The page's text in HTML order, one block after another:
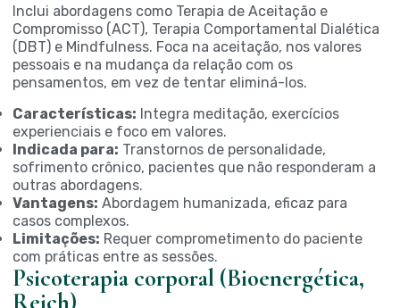
Inclui abordagens como Terapia de Aceitação e
Compromisso (ACT), Terapia Comportamental Dialética
(DBT) e Mindfulness. Foca na aceitação, nos valores
pessoais e na mudança da relação com os
pensamentos, em vez de tentar eliminá-los.
Características: Integra meditação, exercícios
experienciais e foco em valores.
Indicada para: Transtornos de personalidade,
sofrimento crônico, pacientes que não responderam a
outras abordagens.
Vantagens: Abordagem humanizada, eficaz para
casos complexos.
Limitações: Requer comprometimento do paciente
com práticas entre as sessões.
Psicoterapia corporal (Bioenergética,